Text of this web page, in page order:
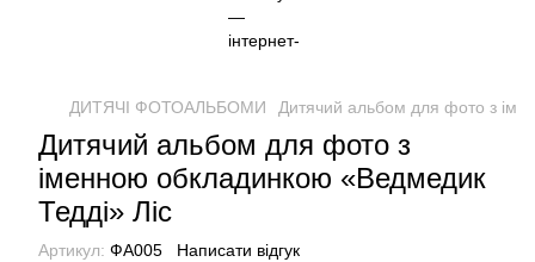
ДИТЯЧІ ФОТОАЛЬБОМИ Дитячий альбом для фото з
Дитячий альбом для фото з
іменною обкладинкою «Ведмедик
Тедді» Ліс
Артикул: ФА005 Написати відгук